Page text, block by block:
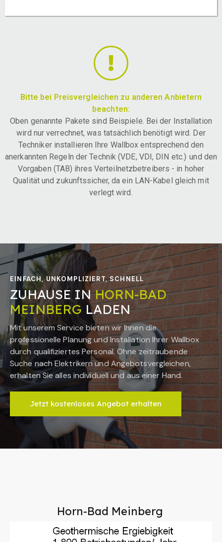
Bitte bei Preisvergleichen zu anderen Anbietern
beachten:
Oben genannte Pakete sind Beispiele. Bei der Installation
wird nur verrechnet, was tatsächlich benötigt wird. Der
Techniker installieren Ihre Wallbox entsprechend den
anerkannten Regeln der Technik (VDE, VDI, DIN etc.) und den
Vorgaben (TAB) ihres Verteilnetzbetreibers - in hoher
Qualität und zukunftssicher, da ein LAN-Kabel gleich mit
verlegt wird.
EINFACH, UNKOMPLIZIERT, SCHNELL
ZUHAUSE INHORN-BAD
MEINBERG LADEN
Mit unserem Service bieten wir Ihnen die
professionelle Planung und Installation Ihrer Wallbox
durch qualifiziertes Personal. Ohne zeitraubende
Suche nach Elektrikern und Angebotsvergleichen,
erhalten Sie alles individuell und aus einer Hand.
Jetzt kostenloses Angebot erhalten
Horn-Bad Meinberg